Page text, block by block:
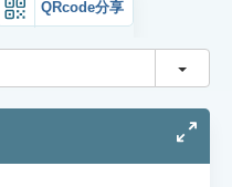
QRcode分享
切換